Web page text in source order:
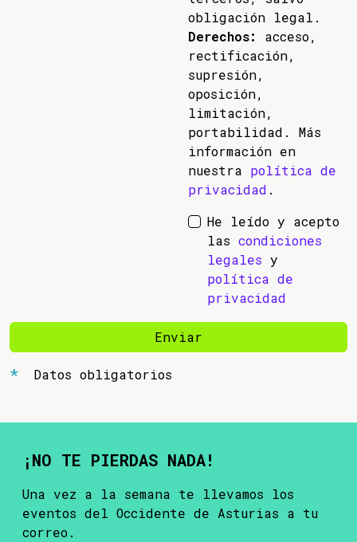
obligación legal.
Derechos:
acceso,
rectificación,
supresión,
oposición,
limitación,
portabilidad. Más
información en
nuestra política de
privacidad .
He leído y acepto
las condiciones
legales y
política de
privacidad
Enviar
Datos obligatorios
¡NO TE PIERDAS NADA!
Una vez a la semana te llevamos los
eventos del Occidente de Asturias a tu
correo.